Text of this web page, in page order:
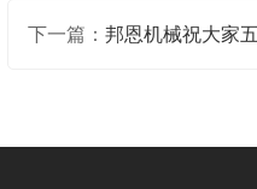
下一篇： 邦恩机械祝大家